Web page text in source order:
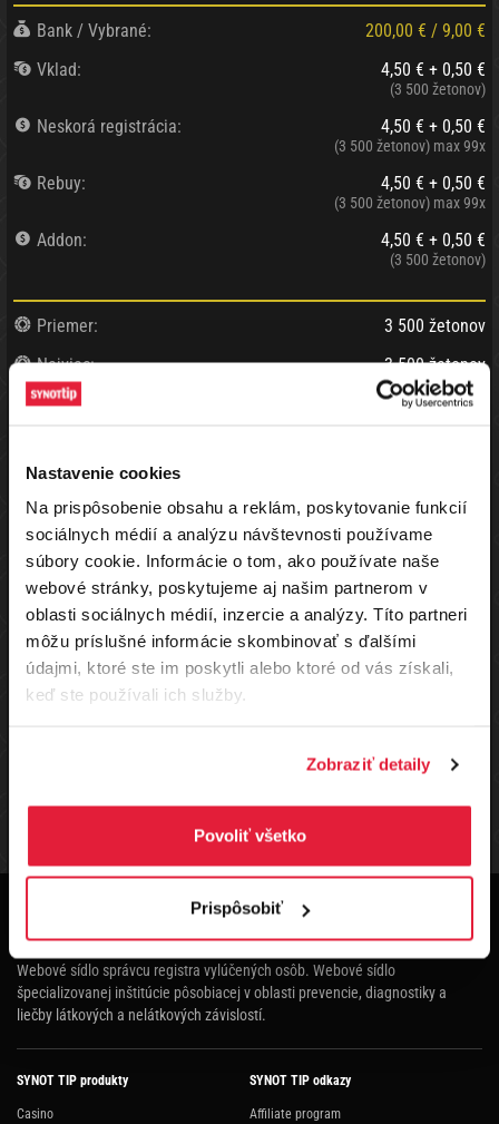
Nastavenie cookies
Na prispôsobenie obsahu a reklám, poskytovanie funkcií
sociálnych médií a analýzu návštevnosti používame
súbory cookie. Informácie o tom, ako používate naše
webové stránky, poskytujeme aj našim partnerom v
oblasti sociálnych médií, inzercie a analýzy. Títo partneri
môžu príslušné informácie skombinovať s ďalšími
údajmi, ktoré ste im poskytli alebo ktoré od vás získali,
keď ste používali ich služby.
Zobraziť detaily
Povoliť všetko
Prispôsobiť
Bank / Vybrané: 200,00 € / 9,00 €
Vklad:
4,50 € + 0,50 €
(3 500 žetonov)
Neskorá registrácia: 4,50 € + 0,50 €
(3 500 žetonov) max 99x
Rebuy: 4,50 € + 0,50 €
(3 500 žetonov) max 99x
Addon: 4,50 € + 0,50 €
(3 500 žetonov)
Priemer:
3 500 žetonov
Najviac:
3 500 žetonov
Najmenej:
3 500 žetonov
Max hráčov pri stole:
Vyplatených miest:
Status turnaja:
Zrušený
Ukončenie turnaja:
10.07.2026 05:59
Do tohto turnaja je možné sa zaregistrovať aj za benefit body v
pomere 1€=20BB
Štruktúru pre vyplácanie výhier na základe počtu hráčov nájdete
VÝHERNÁ LISTINA
Zákaz hrania hazardných hier osobám mladším ako 18 rokov. Hazardné hry
Webové sídlo správcu registra vylúčených osôb. Webové sídlo
špecializovanej inštitúcie pôsobiacej v oblasti prevencie, diagnostiky a
liečby látkových a nelátkových závislostí.
SYNOT TIP produkty
Casino
SYNOT TIP odkazy
Affiliate program